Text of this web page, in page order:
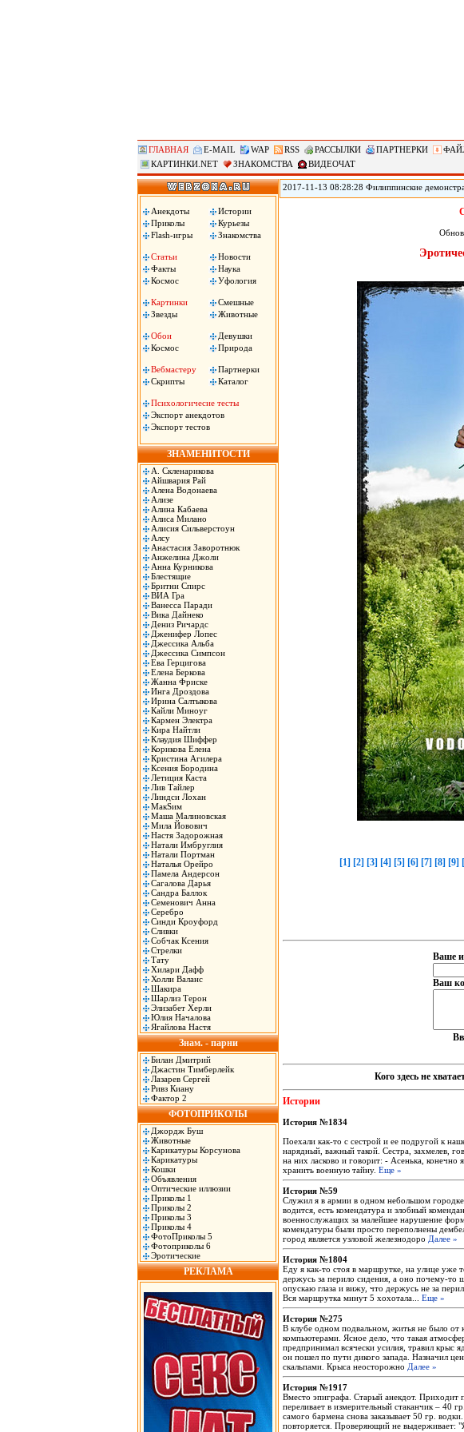
ГЛАВНАЯ E-MAIL WAP RSS РАССЫЛКИ ПАРТНЕРКИ
КАРТИНКИ.NET
ЗНАКОМСТВА ВИДЕОЧАТ
Анекдоты
Истории
Приколы
Курьезы
Flash-игры
Знакомства
Статьи
Новости
Факты
Наука
Космос
Уфология
Картинки
Смешные
Звезды
Животные
Обои
Девушки
Космос
Природа
Вебмастеру
Партнерки
Скрипты
Каталог
Психологичесие тесты
Экспорт анекдотов
Экспорт тестов
ЗНАМЕНИТОСТИ
А. Скленарикова
Айшвария Рай
Алена Водонаева
Ализе
Алина Кабаева
Алиса Милано
Алисия Сильверстоун
Алсу
Анастасия Заворотнюк
Анжелина Джоли
Анна Курникова
Блестящие
Бритни Спирс
ВИА Гра
Ванесса Паради
Вика Дайнеко
Дениз Ричардс
Дженифер Лопес
Джессика Альба
Джессика Симпсон
Ева Герцигова
Елена Беркова
Жанна Фриске
Инга Дроздова
Ирина Салтыкова
Кайли Миноуг
Кармен Электра
Кира Найтли
Клаудия Шиффер
Корикова Елена
Кристина Агилера
Ксения Бородина
Летиция Каста
Лив Тайлер
Линдси Лохан
МакSим
Маша Малиновская
Мила Йовович
Настя Задорожная
Натали Имбруглия
Натали Портман
Наталья Орейро
Памела Андерсон
Сагалова Дарья
Сандра Баллок
Семенович Анна
Серебро
Синди Кроуфорд
Сливки
Собчак Ксения
Стрелки
Тату
Хилари Дафф
Холли Валанс
Шакира
Шарлиз Терон
Элизабет Херли
Юлия Началова
Ягайлова Настя
Знам. - парни
Билан Дмитрий
Джастин Тимберлейк
Лазарев Сергей
Ривз Киану
Фактор 2
ФОТОПРИКОЛЫ
Джордж Буш
Животные
Карикатуры Корсунова
Карикатуры
Кошки
Объявления
Оптические иллюзии
Приколы 1
Приколы 2
Приколы 3
Приколы 4
ФотоПриколы 5
Фотоприколы 6
Эротические
РЕКЛАМА
2017-11-13 08:28:28 Филиппинские
против «американского империализма»
Ассоциации государств Юго-Восточной
вместе с началом 31-го саммита АСЕАН.
[1] [2] [3] [4] [5] [6] [7] [8] [9]
Ваше
Ваш
Кого здесь не
Истории
История №1834
Поехали как-то с сестрой и ее подругой к
нарядный, важный такой. Сестра, захмелев,
на них ласково и говорит: - Асенька,
хранить военную тайну. Еще »
История №59
Служил я в армии в одном небольшом
водится, есть комендатура и злобный
военнослужащих за малейшее нарушение
комендатуры были просто переполнены
город является узловой железнодоро Далее »
История №1804
Еду я как-то стоя в маршрутке, на улице уже
держусь за перило сидения, а оно почему-то
опускаю глаза и вижу, что держусь не за
Вся маршрутка минут 5 хохотала... Еще »
История №275
В клубе одном подвальном, житья не было от
компьютерами. Ясное дело, что такая
предпринимал всячески усилия, травил крыс
он пошел по пути дикого запада. Назначил
скальпами. Крыса неосторожно Далее »
История №1917
Вместо эпиграфа. Старый анекдот. Приходит
переливает в измерительный стаканчик –
самого бармена снова заказывает 50 гр.
повторяется. Проверяющий не выдерживает: